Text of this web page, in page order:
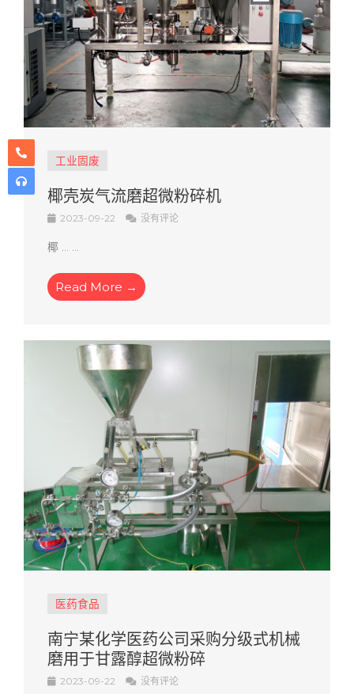
工业固废
椰壳炭气流磨超微粉碎机
2023-09-22 没有评论
椰 ... ...
Read More →
医药食品
南宁某化学医药公司采购分级式机械
磨用于甘露醇超微粉碎
2023-09-22 没有评论